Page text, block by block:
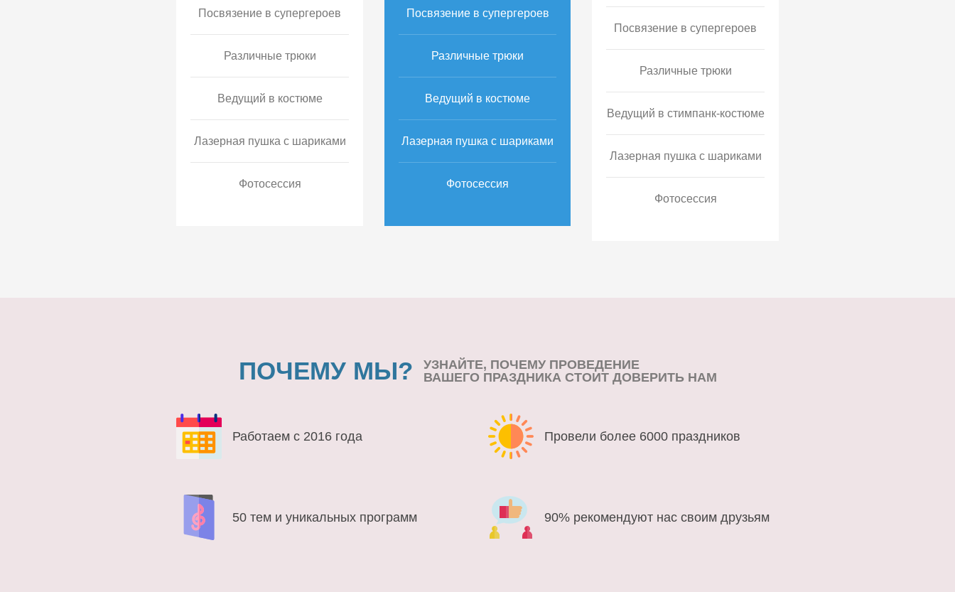
Посвязение в супергероев
Различные трюки
Ведущий в костюме
Лазерная пушка с шариками
Фотосессия
Посвязение в супергероев
Различные трюки
Ведущий в костюме
Лазерная пушка с шариками
Фотосессия
Посвязение в супергероев
Различные трюки
Ведущий в стимпанк-костюме
Лазерная пушка с шариками
Фотосессия
ПОЧЕМУ МЫ?
УЗНАЙТЕ, ПОЧЕМУ ПРОВЕДЕНИЕ
ВАШЕГО ПРАЗДНИКА СТОИТ ДОВЕРИТЬ НАМ
Работаем с 2016 года Провели более 6000 праздников
50 тем и уникальных программ 90% рекомендуют нас своим друзьям